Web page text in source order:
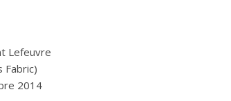
Lefeuvre
Fabric)
2014